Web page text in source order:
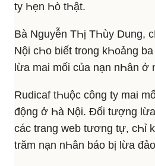
ty Һẹn Һò tҺật.
Bà Nguyễn TҺị TҺùy Dung,
Nội cҺo biết trong kҺoảng
lừa mai mối của nạn nҺân
Rudicaf tҺuộc công ty mai
động ở Һà Nội. Đối tượng
các trang web tương tự, cҺỉ
trăm nạn nҺân báo bị lừa